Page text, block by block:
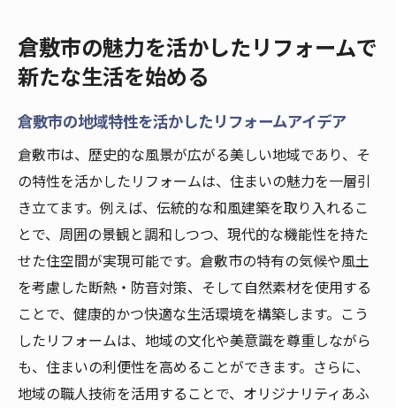
える方法
倉敷市のリフォームで理想の空間を作り上
げる
の選び方
倉敷市でのリフォームで空間を最大化する
テクニック
リフォームで生活を豊かにする倉敷市の実
例
倉敷市の住まいをリフォームで進化させる
方法
理想の空間を実現する倉敷市のリフォーム
計画
倉敷市の魅力を活かしたリフォームで
新たな生活を始める
倉敷市の地域特性を活かしたリフォームアイデア
倉敷市は、歴史的な風景が広がる美しい地域であり、そ
の特性を活かしたリフォームは、住まいの魅力を一層引
き立てます。例えば、伝統的な和風建築を取り入れるこ
とで、周囲の景観と調和しつつ、現代的な機能性を持た
せた住空間が実現可能です。倉敷市の特有の気候や風土
を考慮した断熱・防音対策、そして自然素材を使用する
ことで、健康的かつ快適な生活環境を構築します。こう
したリフォームは、地域の文化や美意識を尊重しながら
も、住まいの利便性を高めることができます。さらに、
地域の職人技術を活用することで、オリジナリティあふ